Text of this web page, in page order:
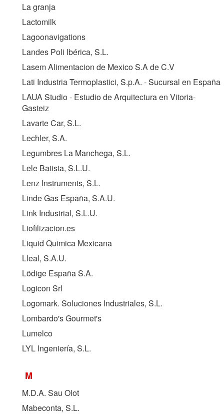
La granja
Lactomilk
Lagoonavigations
Landes Poli Ibérica, S.L.
Lasem Alimentacion de Mexico S.A de C.V
Lati Industria Termoplastici, S.p.A. - Sucursal en España
LAUA Studio - Estudio de Arquitectura en Vitoria-
Gasteiz
Lavarte Car, S.L.
Lechler, S.A.
Legumbres La Manchega, S.L.
Lele Batista, S.L.U.
Lenz Instruments, S.L.
Linde Gas España, S.A.U.
Link Industrial, S.L.U.
Liofilizacion.es
Liquid Quimica Mexicana
Lleal, S.A.U.
Lödige España S.A.
Logicon Srl
Logomark. Soluciones Industriales, S.L.
Lombardo's Gourmet's
Lumelco
LYL Ingeniería, S.L.
M
M.D.A. Sau Olot
Mabeconta, S.L.